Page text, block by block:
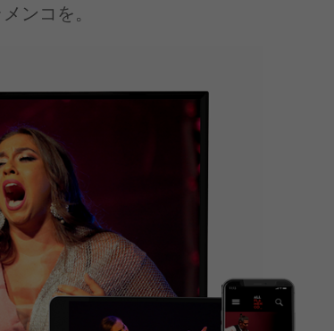
ンコを。